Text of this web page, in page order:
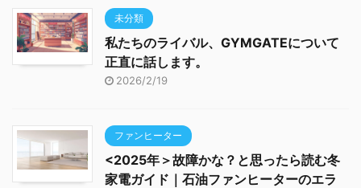
未分類
私たちのライバル、GYMGATEについて
正直に話します。
2026/2/19
ファンヒーター
<2025年＞故障かな？と思ったら読む冬
家電ガイド｜石油ファンヒーターのエラ